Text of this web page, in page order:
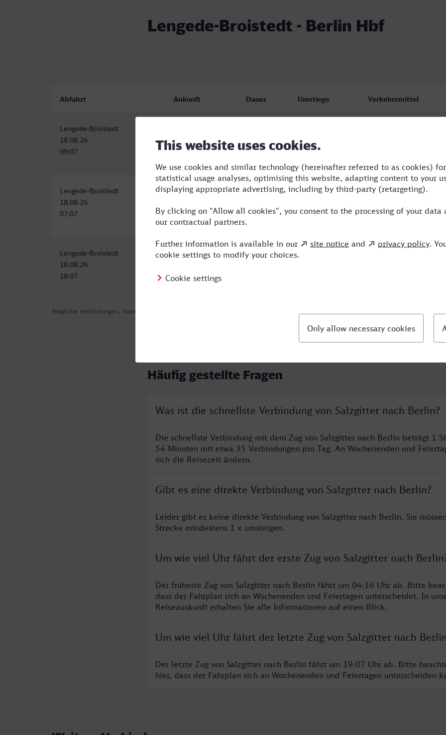
Lengede-Broistedt - Berlin Hbf
Mögliche Verbindungen, Stand: 2026-08-04 05:08
Abfahrt Ankunft Dauer Umstiege Verkehrsmittel
Lengede-Broistedt
18.08.26
09:07
18.08.26
11:01
Lengede-Broistedt
18.08.26
07:07
Berlin Hbf
09:37
2:30 1 ENO,ICE
Lengede-Broistedt
18.08.26
18:07
Berlin Hbf
20:13
2:06
Häufig gestellte Fragen
Was ist die schnellste Verbindung von Salzgitter nach Berlin?
Die schnellste Verbindung mit dem Zug von Salzgitter nach Berlin beträgt 1
54 Minuten mit etwa 35 Verbindungen pro Tag. An Wochenenden und
sich die Reisezeit ändern.
Gibt es eine direkte Verbindung von Salzgitter nach Berlin?
Leider gibt es keine direkte Verbindung von Salzgitter nach Berlin. Sie
Strecke mindestens 1 x umsteigen.
Um wie viel Uhr fährt der erste Zug von Salzgitter nach
Der früheste Zug von Salzgitter nach Berlin fährt um 04:16 Uhr ab. Bitte
dass der Fahrplan sich an Wochenenden und Feiertagen unterscheidet. In
Reiseauskunft erhalten Sie alle Informationen auf einen Blick.
Um wie viel Uhr fährt der letzte Zug von Salzgitter nach
Der letzte Zug von Salzgitter nach Berlin fährt um 19:07 Uhr ab. Bitte
hier, dass der Fahrplan sich an Wochenenden und Feiertagen unterscheiden